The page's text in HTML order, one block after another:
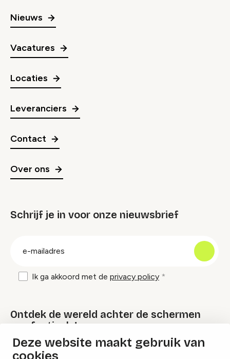
Deze website maakt gebruik van
cookies
Nieuws
Vacatures
Locaties
Leveranciers
Contact
Over ons
Schrijf je in voor onze nieuwsbrief
Ik ga akkoord met de privacy policy
Ontdek de wereld achter de schermen
van festivals!
Lees onze Festival Specials